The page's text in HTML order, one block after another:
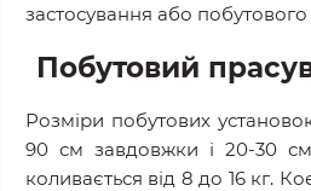
застосування або
Побутовий
Розміри побутових
90 см завдовжки і 20-30
коливається від 8 до 16 кг.